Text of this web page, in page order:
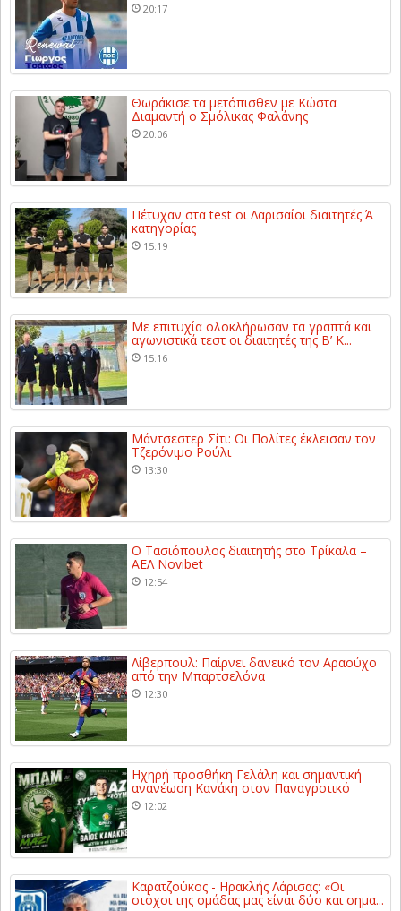
20:17
Θωράκισε τα μετόπισθεν με Κώστα
Διαμαντή ο Σμόλικας Φαλάνης
20:06
Πέτυχαν στα test οι Λαρισαίοι διαιτητές Ά
κατηγορίας
15:19
Με επιτυχία ολοκλήρωσαν τα γραπτά και
αγωνιστικά τεστ οι διαιτητές της Β’ Κ...
15:16
Μάντσεστερ Σίτι: Οι Πολίτες έκλεισαν τον
Τζερόνιμο Ρούλι
13:30
Ο Τασιόπουλος διαιτητής στο Τρίκαλα –
ΑΕΛ Novibet
12:54
Λίβερπουλ: Παίρνει δανεικό τον Αραούχο
από την Μπαρτσελόνα
12:30
Ηχηρή προσθήκη Γελάλη και σημαντική
ανανέωση Κανάκη στον Παναγροτικό
12:02
Καρατζούκος - Ηρακλής Λάρισας: «Οι
στόχοι της ομάδας μας είναι δύο και σημα...